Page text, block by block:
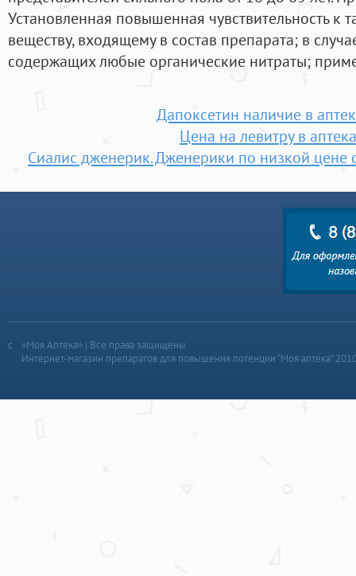
Установленная повышенная чувствительность к
веществу, входящему в состав препарата; в
содержащих любые органические нитраты;
Дапоксетин наличие в
Цена на левитру в
Сиалис дженерик. Дженерики по низкой цене
«Моя Аптека» | Все права защищены
Интернет-магазин препаратов для повышения потенции “Моя аптека”